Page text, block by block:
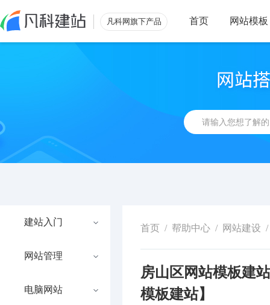
凡科网旗下产品 首页 网站模板
建站入门
网站管理
电脑网站
首页 / 帮助中心 / 网站建设 /
房山区网站模板建
模板建站】